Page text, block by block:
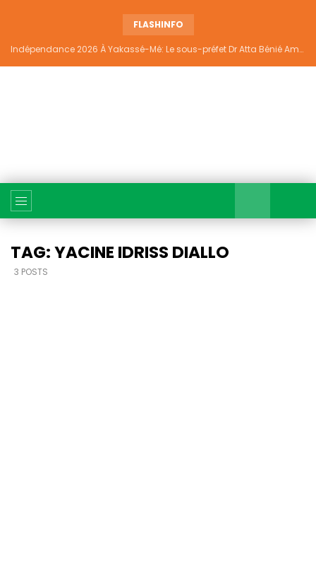
FLASHINFO
Indépendance 2026 À Yakassé-Mé: Le sous-préfet Dr Atta Bénié Amédé appelle à l’unité, à la sécurité et au développement
TAG: YACINE IDRISS DIALLO
3 POSTS